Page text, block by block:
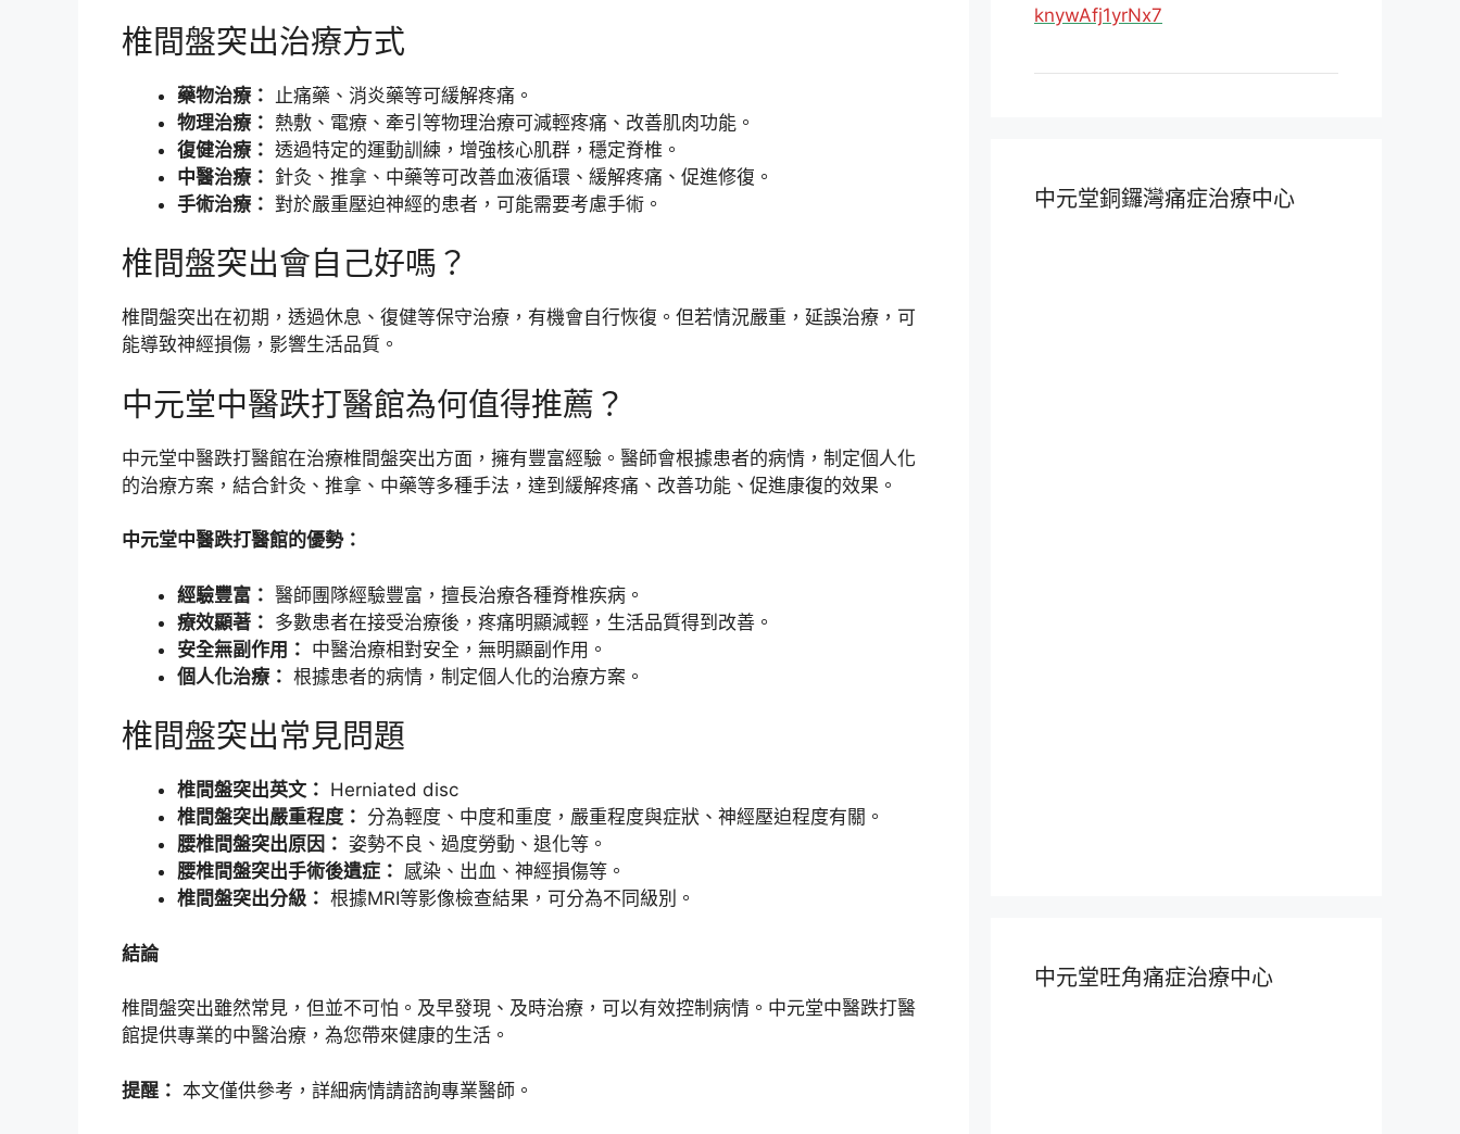
椎間盤突出治療方式
藥物治療：
止痛藥、消炎藥等可緩解疼痛。
物理治療： 熱敷、電療、牽引等物理治療可減輕疼痛、改善肌肉功能。
復健治療： 透過特定的運動訓練，增強核心肌群，穩定脊椎。
中醫治療： 針灸、推拿、中藥等可改善血液循環、緩解疼痛、促進修復。
手術治療： 對於嚴重壓迫神經的患者，可能需要考慮手術。
椎間盤突出會自己好嗎？
椎間盤突出在初期，透過休息、復健等保守治療，有機會自行恢復。但若情況嚴重，延誤治療，可
能導致神經損傷，影響生活品質。
中元堂中醫跌打醫館為何值得推薦？
中元堂中醫跌打醫館在治療椎間盤突出方面，擁有豐富經驗。醫師會根據患者的病情，制定個人化
的治療方案，結合針灸、推拿、中藥等多種手法，達到緩解疼痛、改善功能、促進康復的效果。
中元堂中醫跌打醫館的優勢：
經驗豐富： 醫師團隊經驗豐富，擅長治療各種脊椎疾病。
療效顯著： 多數患者在接受治療後，疼痛明顯減輕，生活品質得到改善。
安全無副作用： 中醫治療相對安全，無明顯副作用。
個人化治療： 根據患者的病情，制定個人化的治療方案。
椎間盤突出常見問題
椎間盤突出英文： Herniated disc
椎間盤突出嚴重程度： 分為輕度、中度和重度，嚴重程度與症狀、神經壓迫程度有關。
腰椎間盤突出原因： 姿勢不良、過度勞動、退化等。
腰椎間盤突出手術後遺症： 感染、出血、神經損傷等。
椎間盤突出分級： 根據MRI等影像檢查結果，可分為不同級別。
結論
椎間盤突出雖然常見，但並不可怕。及早發現、及時治療，可以有效控制病情。中元堂中醫跌打醫
館提供專業的中醫治療，為您帶來健康的生活。
提醒： 本文僅供參考，詳細病情請諮詢專業醫師。
knywAfj1yrNx7
中元堂銅鑼灣痛症治療中心
中元堂旺角痛症治療中心